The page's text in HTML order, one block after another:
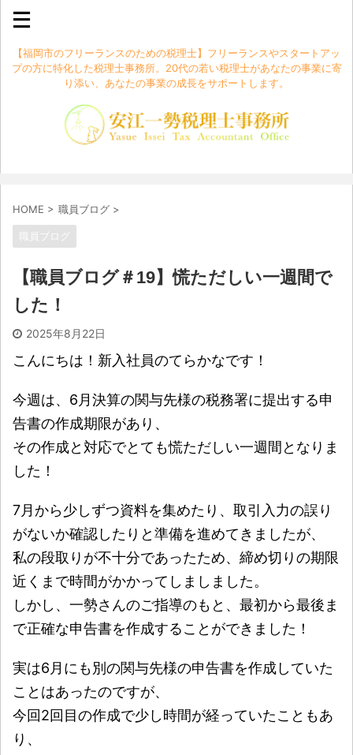
【福岡市のフリーランスのための税理士】フリーランスやスタートアッ
プの方に特化した税理士事務所。20代の若い税理士があなたの事業に寄
り添い、あなたの事業の成長をサポートします。
HOME > 職員ブログ >
職員ブログ
【職員ブログ＃19】慌ただしい一週間で
した！
2025年8月22日
こんにちは！新入社員のてらかなです！
今週は、6月決算の関与先様の税務署に提出する申
告書の作成期限があり、
その作成と対応でとても慌ただしい一週間となりま
した！
7月から少しずつ資料を集めたり、取引入力の誤り
がないか確認したりと準備を進めてきましたが、
私の段取りが不十分であったため、締め切りの期限
近くまで時間がかかってしましました。
しかし、一勢さんのご指導のもと、最初から最後ま
で正確な申告書を作成することができました！
実は6月にも別の関与先様の申告書を作成していた
ことはあったのですが、
今回2回目の作成で少し時間が経っていたこともあ
り、